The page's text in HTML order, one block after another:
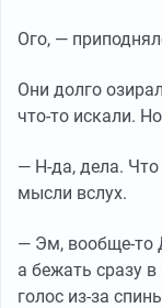
Ого, —
Они долго
что-то искали.
— Н-да, дела. Что
мысли вслух.
— Эм, вообще-то
а бежать сразу
голос из-за